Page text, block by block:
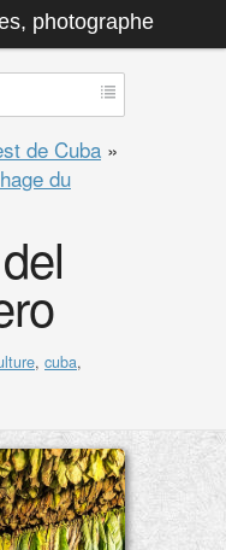
photographe
de Cuba »
du
, cuba,